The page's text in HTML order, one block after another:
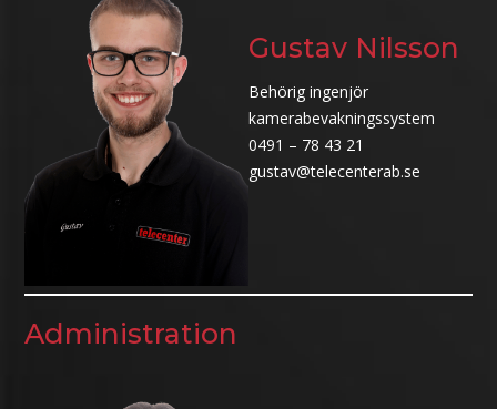
Gustav Nilsson
Behörig ingenjör
kamerabevakningssystem
0491 – 78 43 21
gustav@telecenterab.se
Administration